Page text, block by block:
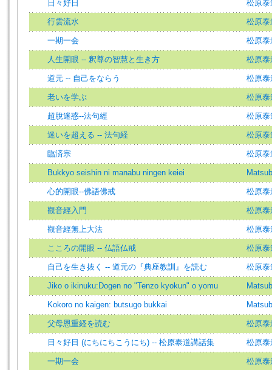
日々好日 松原泰
行雲流水 松原泰
一期一会 松原泰
人生開眼 -- 釈尊の智慧と生き方 松原泰
道元 -- 自己をならう 松原泰
老いを学ぶ 松原泰
超脫迷惑--法句經 松原泰
迷いを超える -- 法句経 松原泰
臨済宗 松原泰
Bukkyo seishin ni manabu ningen keiei
心的開眼--佛語佛戒 松原泰
觀音經入門 松原泰
觀音經無上大法 松原泰
こころの開眼 -- 仏語仏戒 松原泰
自己を生き抜く -- 道元の『典座教訓』を読む 松原泰
Jiko o ikinuku:Dogen no "Tenzo kyokun" o yomu
Kokoro no kaigen: butsugo bukkai
父母恩重経を読む 松原泰
日々好日 (にちにちこうにち) -- 松原泰道講話集 松原泰
一期一会 松原泰